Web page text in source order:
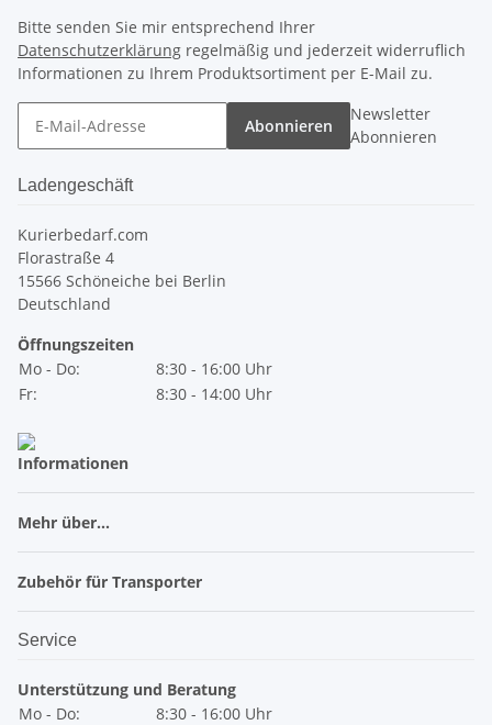
Bitte senden Sie mir entsprechend Ihrer
Datenschutzerklärung regelmäßig und jederzeit widerruflich
Informationen zu Ihrem Produktsortiment per E-Mail zu.
Abonnieren
Newsletter
Abonnieren
Ladengeschäft
Kurierbedarf.com
Florastraße 4
15566 Schöneiche bei Berlin
Deutschland
Öffnungszeiten
Mo - Do:
8:30 - 16:00 Uhr
Fr:
8:30 - 14:00 Uhr
Informationen
Mehr über...
Zubehör für Transporter
Service
Unterstützung und Beratung
Mo - Do:
8:30 - 16:00 Uhr